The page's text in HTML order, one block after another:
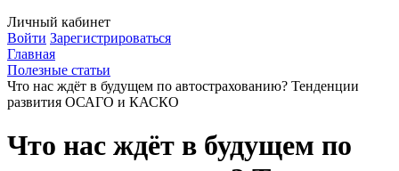
Личный кабинет
Войти Зарегистрироваться
Главная
Полезные статьи
Что нас ждёт в будущем по автострахованию? Тенденции
развития ОСАГО и КАСКО
Что нас ждёт в будущем по